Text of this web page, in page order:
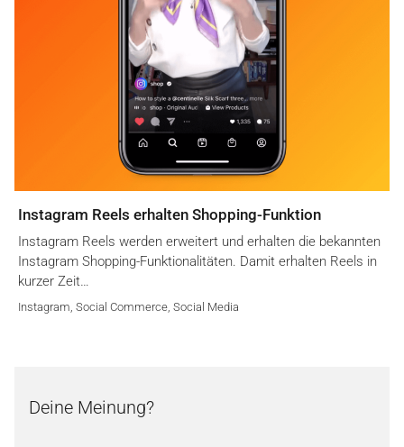
Instagram Reels erhalten Shopping-Funktion
Instagram Reels werden erweitert und erhalten die bekannten
Instagram Shopping-Funktionalitäten. Damit erhalten Reels in
kurzer Zeit…
Instagram, Social Commerce, Social Media
Deine Meinung?